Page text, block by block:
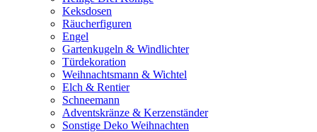
Keksdosen
Räucherfiguren
Engel
Gartenkugeln & Windlichter
Türdekoration
Weihnachtsmann & Wichtel
Elch & Rentier
Schneemann
Adventskränze & Kerzenständer
Sonstige Deko Weihnachten